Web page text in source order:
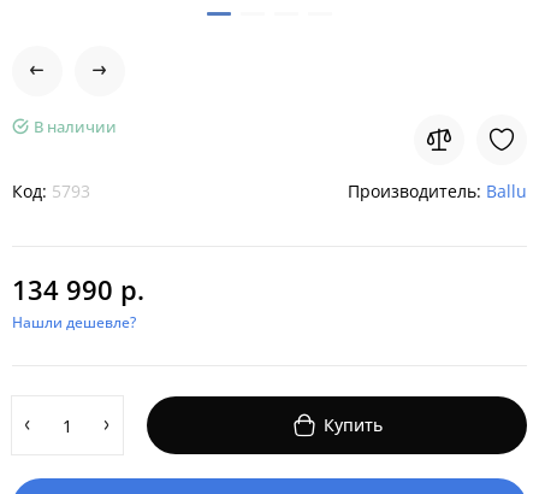
В наличии
Код: 5793 Производитель: Ballu
134 990 р.
Нашли дешевле?
Купить